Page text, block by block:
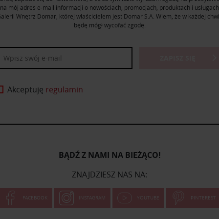
na mój adres e-mail informacji o nowościach, promocjach, produktach i usługach
Wnętrz Domar, której właścicielem jest Domar S.A. Wiem, że w każdej
będę mógł wycofać zgodę.
Akceptuję regulamin
BĄDŹ Z NAMI NA BIEŻĄCO!
ZNAJDZIESZ NAS NA:
FACEBOOK INSTAGRAM YOUTUBE PINTEREST